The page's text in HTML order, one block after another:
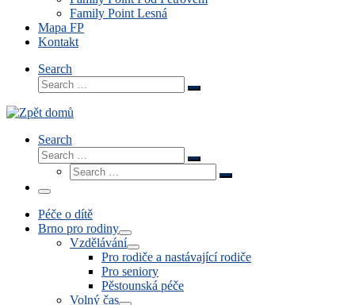
Family Point Lesná
Mapa FP
Kontakt
Search
Search
Search
Search
Search
Search
Search
Search
Menu
Péče o dítě
Brno pro rodiny
Vzdělávání
Pro rodiče a nastávající rodiče
Pro seniory
Pěstounská péče
Volný čas